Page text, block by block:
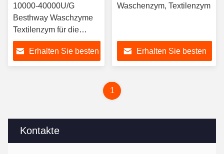
Kontakte
10000-40000U/G
Besthway Waschzyme
Textilenzym für die
Textilindustrie
Erhalten Sie besten
Waschenzym, Textilenzym
Erhalten Sie besten
1